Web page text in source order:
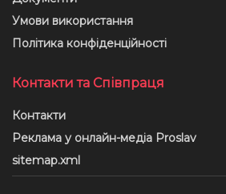
Умови використання
Політика конфіденційності
Контакти та Співпраця
Контакти
Реклама у онлайн-медіа Proslav
sitemap.xml